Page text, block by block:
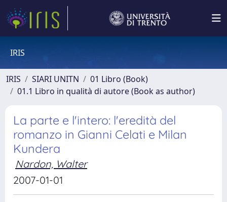
IRIS
IRIS SIARI UNITN
01 Libro (Book)
01.1 Libro in qualità di autore (Book as author)
La parte e l'intero: l'eredità del
romanzo in Gianni Celati e Milan
Kundera
Nardon, Walter
2007-01-01